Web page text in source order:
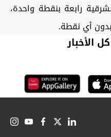
رابعة بنقطة واحدة،
أي نقطة.
الأخبار